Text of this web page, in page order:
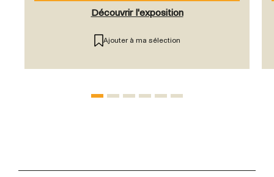
Découvrir l'exposition
Ajouter à ma sélection